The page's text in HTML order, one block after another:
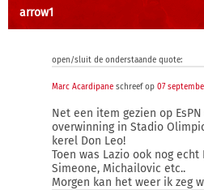
arrow1
open/sluit de onderstaande quote:
Marc Acardipane schreef op 07
Net een item gezien op
overwinning in Stadio
kerel Don Leo!
Toen was Lazio ook nog
Simeone, Michailovic etc..
Morgen kan het weer ik zeg